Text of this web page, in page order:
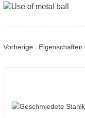
Vorherige :